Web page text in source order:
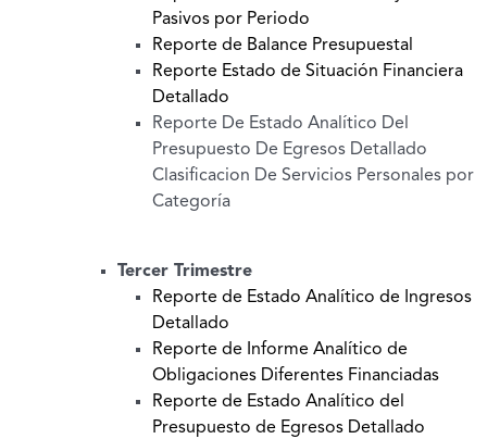
Pasivos por Periodo
Reporte de Balance Presupuestal
Reporte Estado de Situación Financiera
Detallado
Reporte De Estado Analítico Del
Presupuesto De Egresos Detallado
Clasificacion De Servicios Personales por
Categoría
Tercer Trimestre
Reporte de Estado Analítico de Ingresos
Detallado
Reporte de Informe Analítico de
Obligaciones Diferentes Financiadas
Reporte de Estado Analítico del
Presupuesto de Egresos Detallado